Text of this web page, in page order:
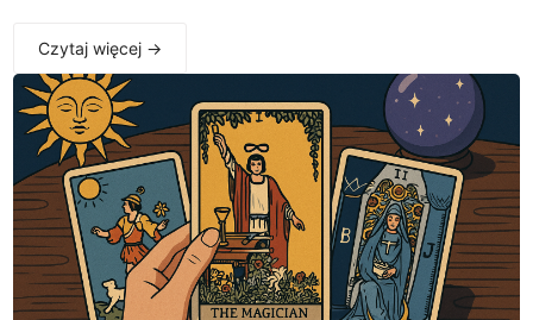
Czytaj więcej →